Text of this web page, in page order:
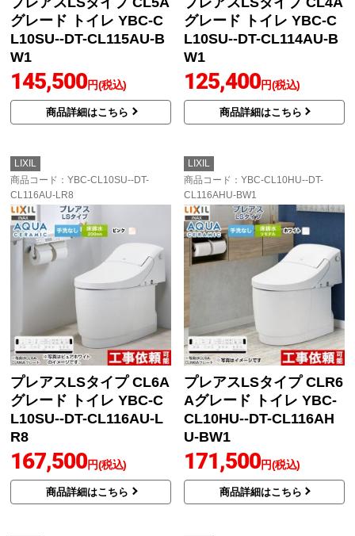
グレード トイレ YBC-C
L10SU--DT-CL115AU-B
W1
145,500円(税込)
商品詳細はこちら
グレード トイレ YBC-C
L10SU--DT-CL114AU-B
W1
125,400円(税込)
商品詳細はこちら
LIXIL
商品コード ：YBC-CL10SU--DT-
CL116AU-LR8
プレアスLSタイプ CL6A
グレード トイレ YBC-C
L10SU--DT-CL116AU-L
R8
167,500円(税込)
商品詳細はこちら
LIXIL
商品コード ：YBC-CL10HU--DT-
CL116AHU-BW1
プレアスLSタイプ CLR6
Aグレード トイレ YBC-
CL10HU--DT-CL116AH
U-BW1
171,500円(税込)
商品詳細はこちら